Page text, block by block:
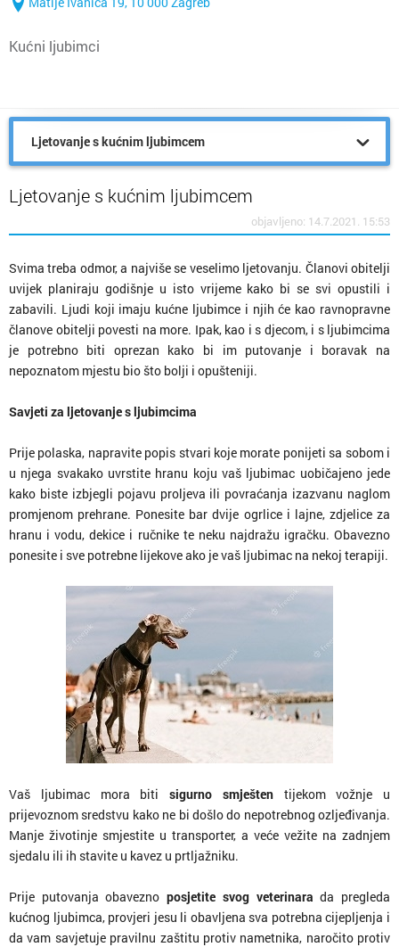
Kućni ljubimci
Ljetovanje s kućnim ljubimcem
Ljetovanje s kućnim ljubimcem
objavljeno: 14.7.2021. 15:53
Svima treba odmor, a najviše se veselimo ljetovanju. Članovi obitelji
uvijek planiraju godišnje u isto vrijeme kako bi se svi opustili i
zabavili. Ljudi koji imaju kućne ljubimce i njih će kao ravnopravne
članove obitelji povesti na more. Ipak, kao i s djecom, i s ljubimcima
je potrebno biti oprezan kako bi im putovanje i boravak na
nepoznatom mjestu bio što bolji i opušteniji.
Savjeti za ljetovanje s ljubimcima
Prije polaska, napravite popis stvari koje morate ponijeti sa sobom i
u njega svakako uvrstite hranu koju vaš ljubimac uobičajeno jede
kako biste izbjegli pojavu proljeva ili povraćanja izazvanu naglom
promjenom prehrane. Ponesite bar dvije ogrlice i lajne, zdjelice za
hranu i vodu, dekice i ručnike te neku najdražu igračku. Obavezno
ponesite i sve potrebne lijekove ako je vaš ljubimac na nekoj terapiji.
Vaš ljubimac mora biti sigurno smješten tijekom vožnje u
prijevoznom sredstvu kako ne bi došlo do nepotrebnog ozljeđivanja.
Manje životinje smjestite u transporter, a veće vežite na zadnjem
sjedalu ili ih stavite u kavez u prtljažniku.
Prije putovanja obaveznoposjetite svog veterinarada pregleda
kućnog ljubimca, provjeri jesu li obavljena sva potrebna cijepljenja i
da vam savjetuje pravilnu zaštitu protiv nametnika, naročito protiv